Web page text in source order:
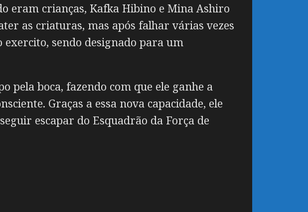
eram crianças, Kafka Hibino e Mina Ashiro
as criaturas, mas após falhar várias vezes
sendo designado para um
pela boca, fazendo com que ele ganhe a
Graças a essa nova capacidade, ele
escapar do Esquadrão da Força de